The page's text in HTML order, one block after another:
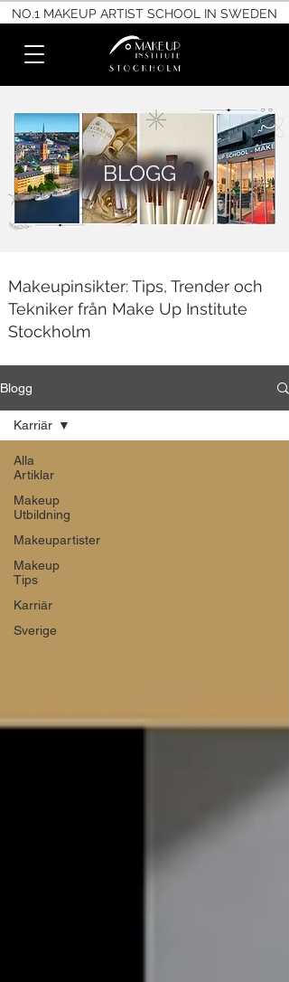
NO.1 MAKEUP ARTIST SCHOOL IN SWEDEN
BLOGG
Makeupinsikter: Tips, Trender och
Tekniker från Make Up Institute
Stockholm
Blogg
Alla
Artiklar
Makeup
Utbildning
Makeupartister
Makeup
Tips
Karriär
Sverige
Karriär